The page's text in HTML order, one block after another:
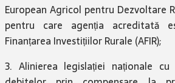
European Agricol pentru Dezvoltare
pentru care agenția acreditată
Finanțarea Investițiilor Rurale (AFIR);
3. Alinierea legislației naționale